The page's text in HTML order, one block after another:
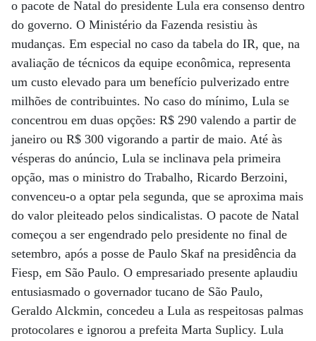
o pacote de Natal do presidente Lula era consenso dentro
do governo. O Ministério da Fazenda resistiu às
mudanças. Em especial no caso da tabela do IR, que, na
avaliação de técnicos da equipe econômica, representa
um custo elevado para um benefício pulverizado entre
milhões de contribuintes. No caso do mínimo, Lula se
concentrou em duas opções: R$ 290 valendo a partir de
janeiro ou R$ 300 vigorando a partir de maio. Até às
vésperas do anúncio, Lula se inclinava pela primeira
opção, mas o ministro do Trabalho, Ricardo Berzoini,
convenceu-o a optar pela segunda, que se aproxima mais
do valor pleiteado pelos sindicalistas. O pacote de Natal
começou a ser engendrado pelo presidente no final de
setembro, após a posse de Paulo Skaf na presidência da
Fiesp, em São Paulo. O empresariado presente aplaudiu
entusiasmado o governador tucano de São Paulo,
Geraldo Alckmin, concedeu a Lula as respeitosas palmas
protocolares e ignorou a prefeita Marta Suplicy. Lula